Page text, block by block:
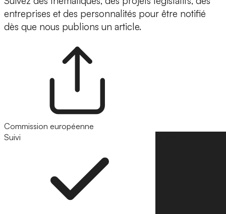
entreprises et des personnalités pour être notifié
dès que nous publions un article.
Commission européenne
Suivi